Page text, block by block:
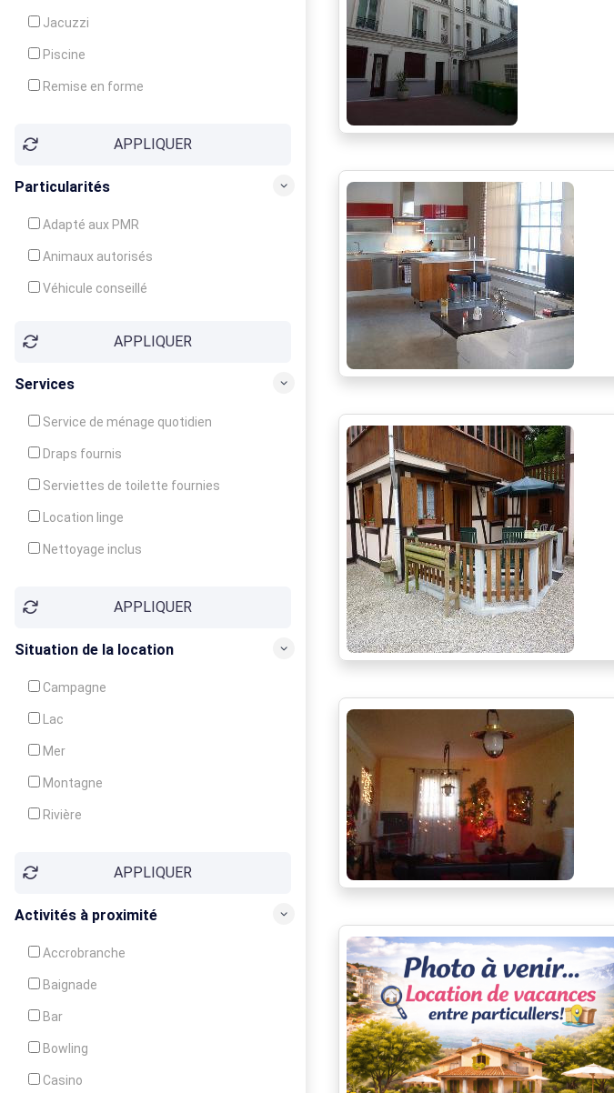
Jacuzzi
Piscine
Remise en forme
Soins du corpsAPPLIQUER
Particularités
Adapté aux PMR
Animaux autorisés
Véhicule conseillé
APPLIQUER
Services
Service de ménage quotidien
Draps fournis
Serviettes de toilette fournies
Location linge
Nettoyage inclus
Garde d'enfants
Crèche
APPLIQUER
Situation de la location
Campagne
Lac
Mer
Montagne
Rivière
APPLIQUER
Activités à proximité
Accrobranche
Baignade
Bar
Bowling
Casino